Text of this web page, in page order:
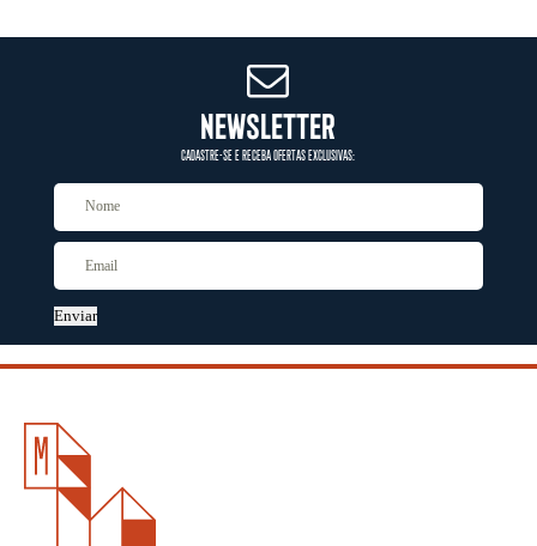
NEWSLETTER
CADASTRE-SE E RECEBA OFERTAS EXCLUSIVAS:
Enviar